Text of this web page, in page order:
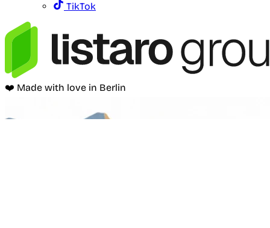
TikTok
❤️ Made with love in Berlin